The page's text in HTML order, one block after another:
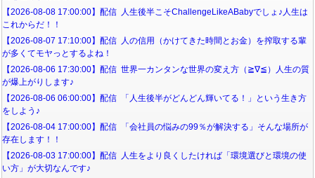
【2026-08-08 17:00:00】配信 人生後半こそChallengeLikeABabyでしょ♪人生は
これからだ！！
【2026-08-07 17:10:00】配信 人の信用（かけてきた時間とお金）を搾取する輩
が多くてモヤっとするよね！
【2026-08-06 17:30:00】配信 世界一カンタンな世界の変え方（≧∇≦）人生の質
が爆上がりします♪
【2026-08-06 06:00:00】配信 「人生後半がどんどん輝いてる！」という生き方
をしよう♪
【2026-08-04 17:00:00】配信 「会社員の悩みの99％が解決する」そんな場所が
存在します！！
【2026-08-03 17:00:00】配信 人生をより良くしたければ「環境選びと環境の使
い方」が大切なんです♪